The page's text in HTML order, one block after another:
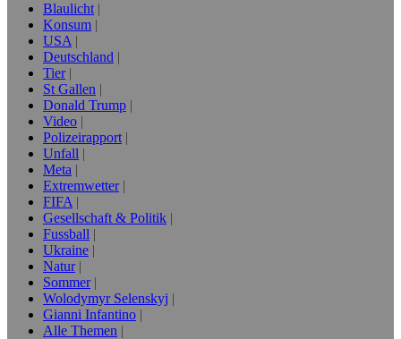
Blaulicht
Konsum
USA
Deutschland
Tier
St Gallen
Donald Trump
Video
Polizeirapport
Unfall
Meta
Extremwetter
FIFA
Gesellschaft & Politik
Fussball
Ukraine
Natur
Sommer
Wolodymyr Selenskyj
Gianni Infantino
Alle Themen